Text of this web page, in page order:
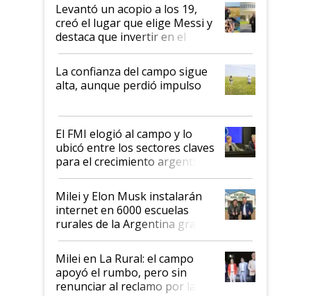
Levantó un acopio a los 19,
creó el lugar que elige Messi y
destaca que invertir en el
kirchnerismo era como "darle
plata a un hijo para droga":
Juan Félix Rossetti, el libertario
que de una dura crisis salió
de Milei
La confianza del campo sigue
alta, aunque perdió impulso
El FMI elogió al campo y lo
ubicó entre los sectores claves
para el crecimiento argentino
Milei y Elon Musk instalarán
internet en 6000 escuelas
rurales de la Argentina gracias
a un acuerdo con Starlink
Milei en La Rural: el campo
apoyó el rumbo, pero sin
renunciar al reclamo por las